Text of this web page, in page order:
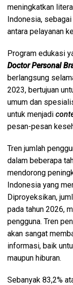
meningkatkan
Indonesia,
antara pelayanan
Program edukasi
Doctor Personal
berlangsung
2023, bertujuan
umum dan
untuk menjadi
pesan-pesan
Tren jumlah
dalam beberapa
mendorong
Indonesia yang
Diproyeksikan,
pada tahun 2026,
pengguna. Tren
akan sangat
informasi, baik
maupun hiburan.
Sebanyak 83,2%